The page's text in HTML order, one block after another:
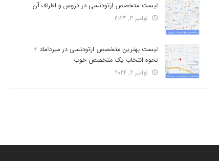
لیست متخصص ارتودنسی در دروس و اطراف آن
نوامبر 3, 2024
لیست بهترین متخصص ارتودنسی در میرداماد +
نحوه انتخاب یک متخصص خوب
نوامبر 2, 2024